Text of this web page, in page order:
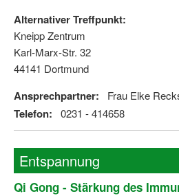
Alternativer Treffpunkt:
Kneipp Zentrum
Karl-Marx-Str. 32
44141 Dortmund
Ansprechpartner: Frau Elke
Telefon: 0231 - 414658
Entspannung
Qi Gong - Stärkung des